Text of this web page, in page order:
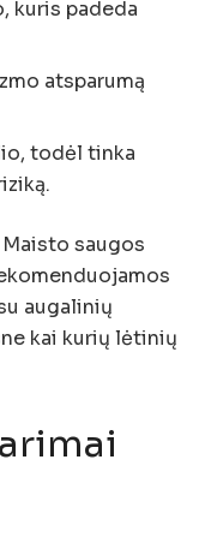
kuris padeda
atsparumą
todėl tinka
saugos
augalinių
kai kurių lėtinių